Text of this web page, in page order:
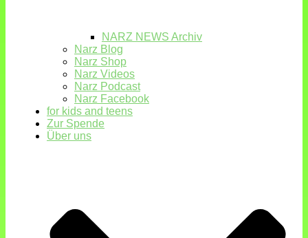
NARZ NEWS Archiv
Narz Blog
Narz Shop
Narz Videos
Narz Podcast
Narz Facebook
for kids and teens
Zur Spende
Über uns